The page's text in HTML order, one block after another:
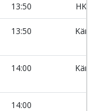
13:50 HK
13:50
14:00
14:00